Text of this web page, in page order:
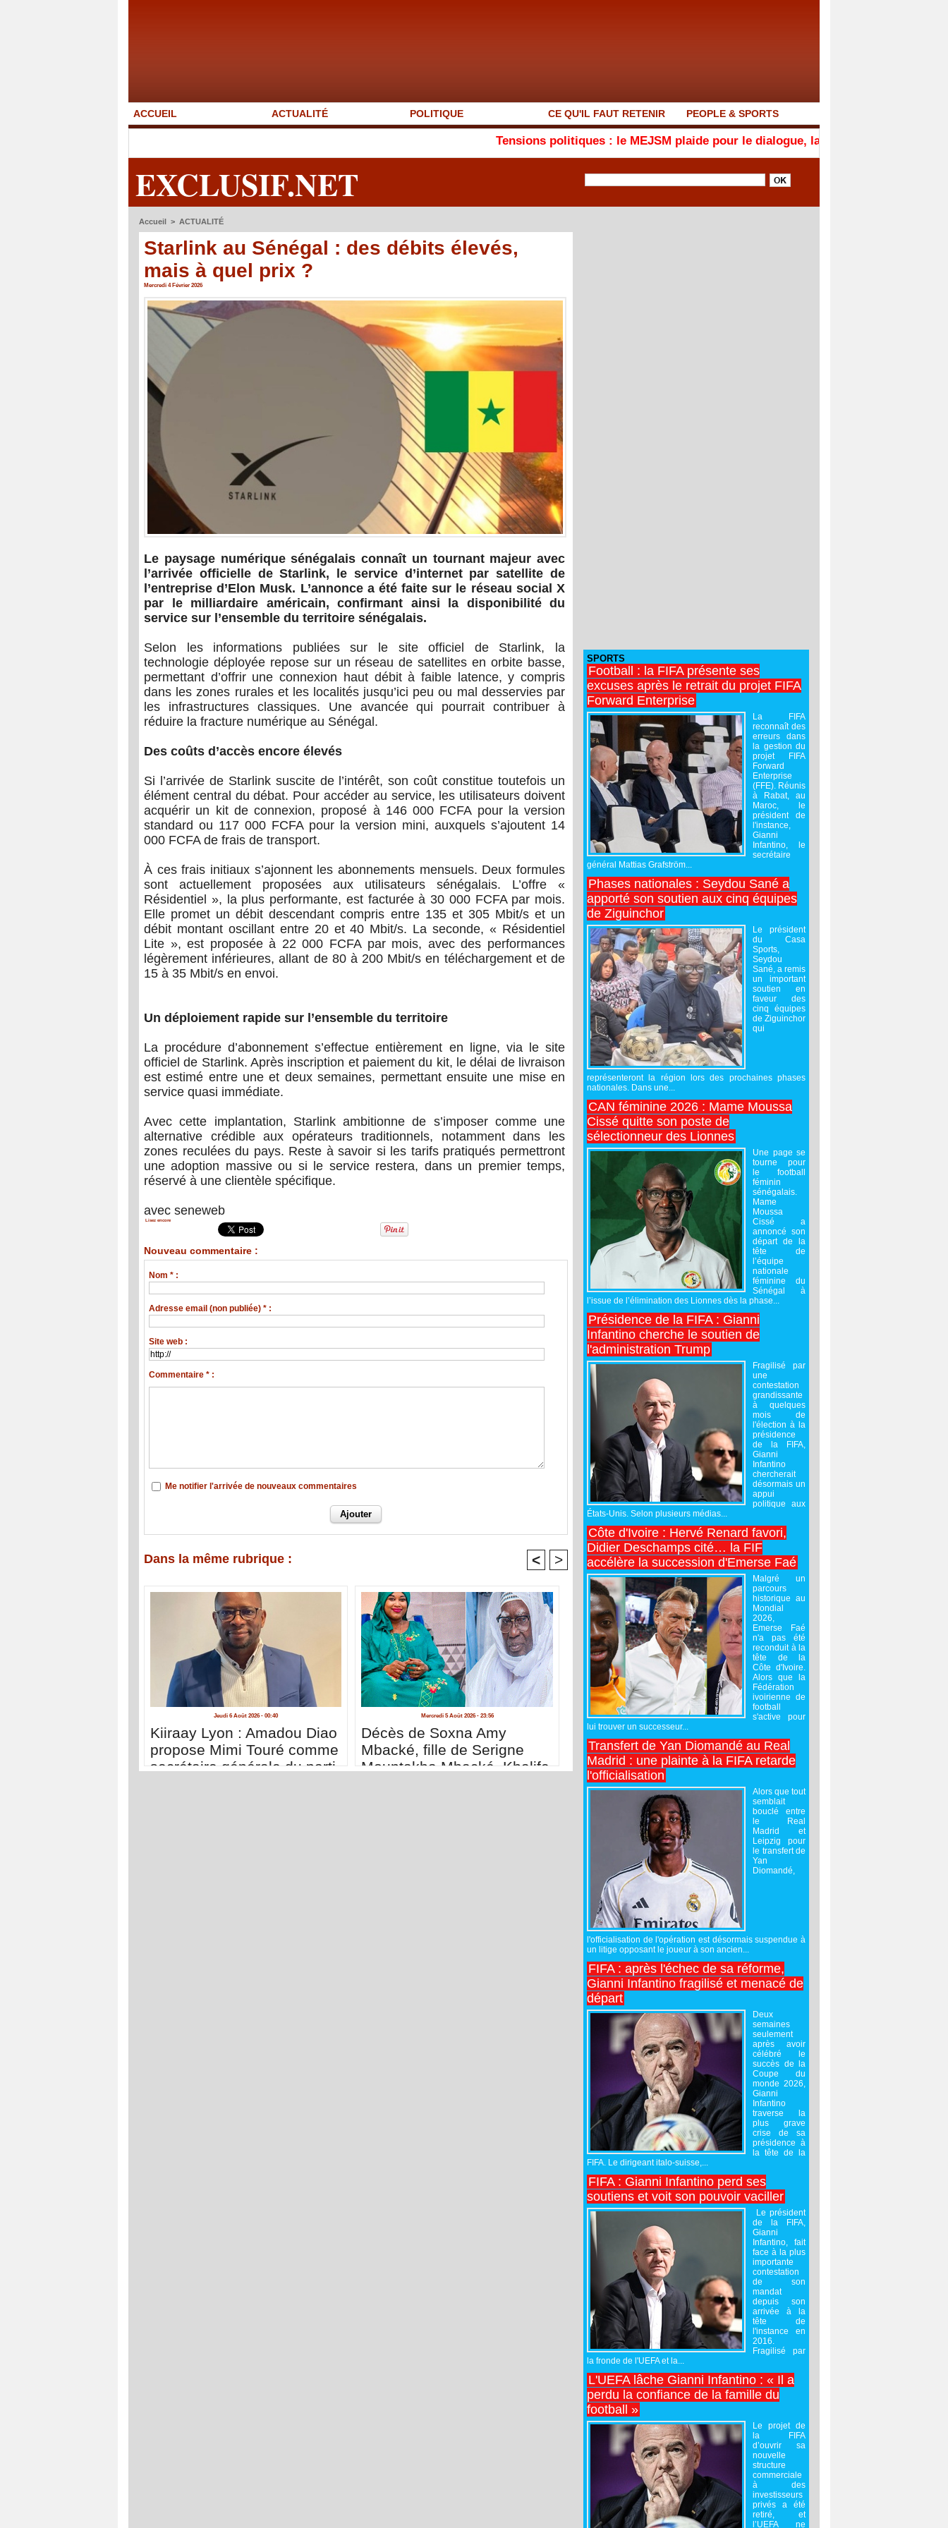
ACCUEIL ACTUALITÉ POLITIQUE CE QU'IL FAUT RETENIR PEOPLE & SPORTS
Tensions politiques : le MEJSM plaide pour le dialogue, la responsabilité et la cohésion
EXCLUSIF.NET
Accueil > ACTUALITÉ
Starlink au Sénégal : des débits élevés,
mais à quel prix ?
Mercredi 4 Février 2026
Le paysage numérique sénégalais connaît un tournant majeur avec
l’arrivée officielle de Starlink, le service d’internet par satellite de
l’entreprise d’Elon Musk. L’annonce a été faite sur le réseau social X
par le milliardaire américain, confirmant ainsi la disponibilité du
service sur l’ensemble du territoire sénégalais.
Selon les informations publiées sur le site officiel de Starlink, la
technologie déployée repose sur un réseau de satellites en orbite basse,
permettant d’offrir une connexion haut débit à faible latence, y compris
dans les zones rurales et les localités jusqu’ici peu ou mal desservies par
les infrastructures classiques. Une avancée qui pourrait contribuer à
réduire la fracture numérique au Sénégal.
Des coûts d’accès encore élevés
Si l’arrivée de Starlink suscite de l’intérêt, son coût constitue toutefois un
élément central du débat. Pour accéder au service, les utilisateurs doivent
acquérir un kit de connexion, proposé à 146 000 FCFA pour la version
standard ou 117 000 FCFA pour la version mini, auxquels s’ajoutent 14
000 FCFA de frais de transport.
À ces frais initiaux s’ajonnent les abonnements mensuels. Deux formules
sont actuellement proposées aux utilisateurs sénégalais. L’offre «
Résidentiel », la plus performante, est facturée à 30 000 FCFA par mois.
Elle promet un débit descendant compris entre 135 et 305 Mbit/s et un
débit montant oscillant entre 20 et 40 Mbit/s. La seconde, « Résidentiel
Lite », est proposée à 22 000 FCFA par mois, avec des performances
légèrement inférieures, allant de 80 à 200 Mbit/s en téléchargement et de
15 à 35 Mbit/s en envoi.
Un déploiement rapide sur l’ensemble du territoire
La procédure d’abonnement s’effectue entièrement en ligne, via le site
officiel de Starlink. Après inscription et paiement du kit, le délai de livraison
est estimé entre une et deux semaines, permettant ensuite une mise en
service quasi immédiate.
Avec cette implantation, Starlink ambitionne de s’imposer comme une
alternative crédible aux opérateurs traditionnels, notamment dans les
zones reculées du pays. Reste à savoir si les tarifs pratiqués permettront
une adoption massive ou si le service restera, dans un premier temps,
réservé à une clientèle spécifique.
avec seneweb
Lisez encore
Nouveau commentaire :
Nom * :
Adresse email (non publiée) * :
Site web :
Commentaire * :
Me notifier l'arrivée de nouveaux commentaires
Dans la même rubrique : < >
Jeudi 6 Août 2026 - 00:40
Kiiraay Lyon : Amadou Diao
propose Mimi Touré comme
secrétaire générale du parti
Mercredi 5 Août 2026 - 23:56
Décès de Soxna Amy
Mbacké, fille de Serigne
Mountakha Mbacké, Khalife
SPORTS
Football : la FIFA présente ses
excuses après le retrait du projet FIFA
Forward Enterprise
La FIFA
reconnaît des
erreurs dans
la gestion du
projet FIFA
Forward
Enterprise
(FFE). Réunis
à Rabat, au
Maroc, le
président de
l'instance,
Gianni
Infantino, le
secrétaire
général Mattias Grafström...
Phases nationales : Seydou Sané a
apporté son soutien aux cinq équipes
de Ziguinchor
Le président
du Casa
Sports,
Seydou
Sané, a remis
un important
soutien en
faveur des
cinq équipes
de Ziguinchor
qui
représenteront la région lors des prochaines phases
nationales. Dans une...
CAN féminine 2026 : Mame Moussa
Cissé quitte son poste de
sélectionneur des Lionnes
Une page se
tourne pour
le football
féminin
sénégalais.
Mame
Moussa
Cissé a
annoncé son
départ de la
tête de
l’équipe
nationale
féminine du
Sénégal à
l’issue de l’élimination des Lionnes dès la phase...
Présidence de la FIFA : Gianni
Infantino cherche le soutien de
l'administration Trump
Fragilisé par
une
contestation
grandissante
à quelques
mois de
l'élection à la
présidence
de la FIFA,
Gianni
Infantino
chercherait
désormais un
appui
politique aux
États-Unis. Selon plusieurs médias...
Côte d'Ivoire : Hervé Renard favori,
Didier Deschamps cité… la FIF
accélère la succession d'Emerse Faé
Malgré un
parcours
historique au
Mondial
2026,
Emerse Faé
n'a pas été
reconduit à la
tête de la
Côte d'Ivoire.
Alors que la
Fédération
ivoirienne de
football
s'active pour
lui trouver un successeur...
Transfert de Yan Diomandé au Real
Madrid : une plainte à la FIFA retarde
l'officialisation
Alors que tout
semblait
bouclé entre
le Real
Madrid et
Leipzig pour
le transfert de
Yan
Diomandé,
l'officialisation de l'opération est désormais suspendue à
un litige opposant le joueur à son ancien...
FIFA : après l'échec de sa réforme,
Gianni Infantino fragilisé et menacé de
départ
Deux
semaines
seulement
après avoir
célébré le
succès de la
Coupe du
monde 2026,
Gianni
Infantino
traverse la
plus grave
crise de sa
présidence à
la tête de la
FIFA. Le dirigeant italo-suisse,...
FIFA : Gianni Infantino perd ses
soutiens et voit son pouvoir vaciller
Le président
de la FIFA,
Gianni
Infantino, fait
face à la plus
importante
contestation
de son
mandat
depuis son
arrivée à la
tête de
l'instance en
2016.
Fragilisé par
la fronde de l'UEFA et la...
L'UEFA lâche Gianni Infantino : « Il a
perdu la confiance de la famille du
football »
Le projet de
la FIFA
d’ouvrir sa
nouvelle
structure
commerciale
à des
investisseurs
privés a été
retiré, et
l’UEFA ne